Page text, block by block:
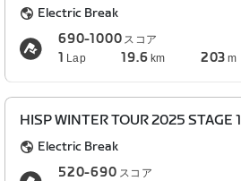
Electric Break
690-1000 スコア
1 Lap 19.6 km 203 m
HISP WINTER TOUR 2025 STAGE 1
Electric Break
520-690 スコア